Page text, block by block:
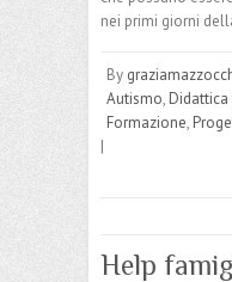
nei primi giorni
By
Autismo, Didattica
Formazione,
|
Help